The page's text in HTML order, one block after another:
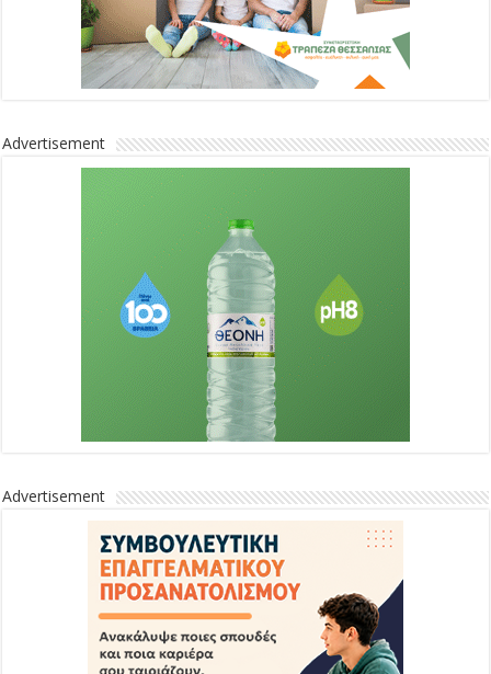
Advertisement
Advertisement